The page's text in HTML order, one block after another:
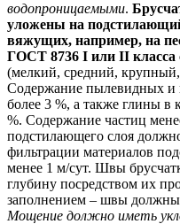
водопроницаемыми.
уложены на
вяжущих, например, на
ГОСТ 8736 I или II класса
(мелкий, средний,
Содержание пылевидных и
более 3 %, а также глины
%. Содержание частиц
подстилающего слоя
фильтрации материалов
менее 1 м/сут. Швы
глубину посредством их
заполнением – швы
Мощение должно иметь